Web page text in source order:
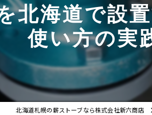
北海道で設
使い方の実
北海道札幌の薪ストーブなら株式会社新六商店